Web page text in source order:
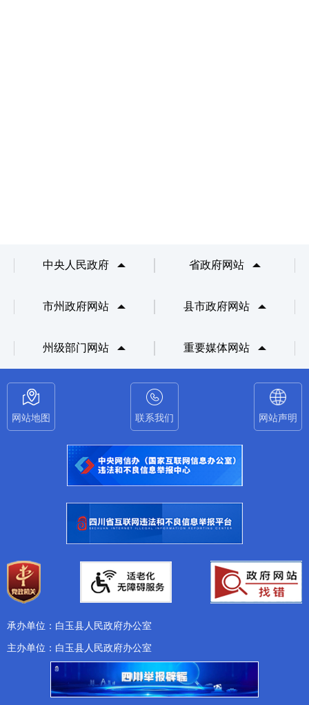
中央人民政府 省政府网站
市州政府网站 县市政府网站
州级部门网站 重要媒体网站
网站地图 联系我们 网站声明
承办单位：白玉县人民政府办公室
主办单位：白玉县人民政府办公室